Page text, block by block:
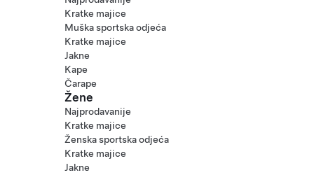
Kratke majice
Muška sportska odjeća
Kratke majice
Jakne
Kape
Čarape
Žene
Najprodavanije
Kratke majice
Ženska sportska odjeća
Kratke majice
Jakne